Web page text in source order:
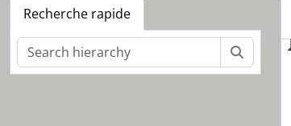
Recherche rapide